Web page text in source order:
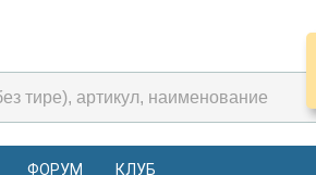
ФОРУМ КЛУБ